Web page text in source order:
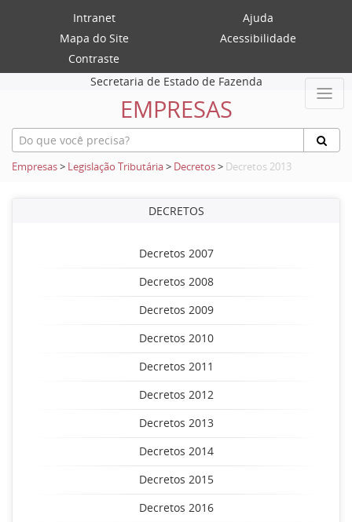
Intranet
Ajuda
Mapa do Site
Acessibilidade
Contraste
Secretaria de Estado de Fazenda
EMPRESAS
Empresas> Legislação Tributária> Decretos> Decretos 2013
DECRETOS
Decretos 2007
Decretos 2008
Decretos 2009
Decretos 2010
Decretos 2011
Decretos 2012
Decretos 2013
Decretos 2014
Decretos 2015
Decretos 2016